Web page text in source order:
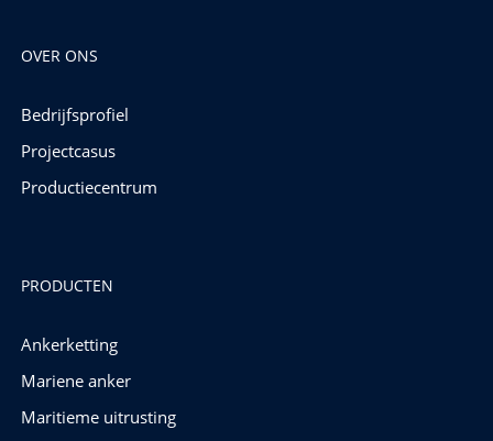
OVER ONS
Bedrijfsprofiel
Projectcasus
Productiecentrum
PRODUCTEN
Ankerketting
Mariene anker
Maritieme uitrusting